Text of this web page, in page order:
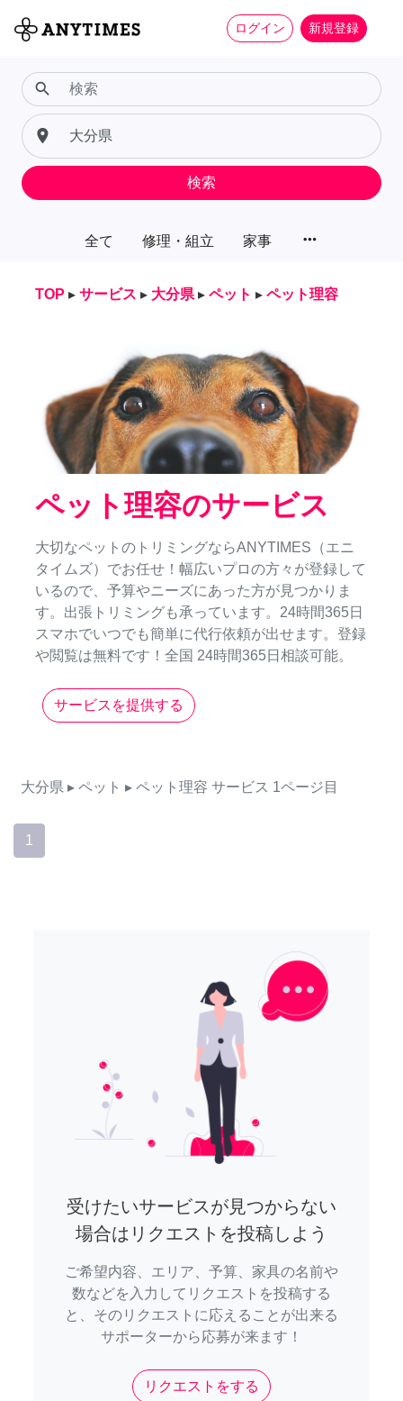
ログイン 新規登録
全て 修理・組立 家事 more_horiz
search
place
検索
TOP ▸ サービス ▸ 大分県 ▸ ペット ▸ ペット理容
ペット理容のサービス
大切なペットのトリミングならANYTIMES（エニ
タイムズ）でお任せ！幅広いプロの方々が登録して
いるので、予算やニーズにあった方が見つかりま
す。出張トリミングも承っています。24時間365日
スマホでいつでも簡単に代行依頼が出せます。登録
や閲覧は無料です！全国 24時間365日相談可能。
サービスを提供する
大分県 ▸ ペット ▸ ペット理容 サービス 1ページ目
1
受けたいサービスが見つからない
場合はリクエストを投稿しよう
ご希望内容、エリア、予算、家具の名前や
数などを入力してリクエストを投稿する
と、そのリクエストに応えることが出来る
サポーターから応募が来ます！
リクエストをする